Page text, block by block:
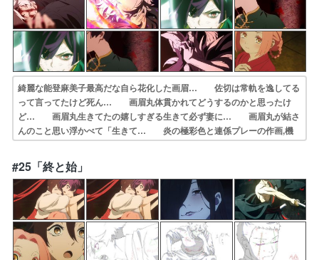
綺麗な能登麻美子最高だな自ら花化した画眉… 佐切は常軌を逸してる
って言ってたけど死ん… 画眉丸体貫かれてどうするのかと思ったけ
ど… 画眉丸生きてたの嬉しすぎる生きて必ず妻に… 画眉丸が結さ
んのこと思い浮かべて「生きて… 炎の極彩色と連係プレーの作画,機
微な表情… 各キャラに焦点を当てつつ、天仙とのバトル… 画眉丸
はちょっと他者と違って戦い方が美し… ｢妻に会う｣というひとつの目
標の為にここ… 読切だと、時期が明確にわかる描写はないで…
#25「終と始」